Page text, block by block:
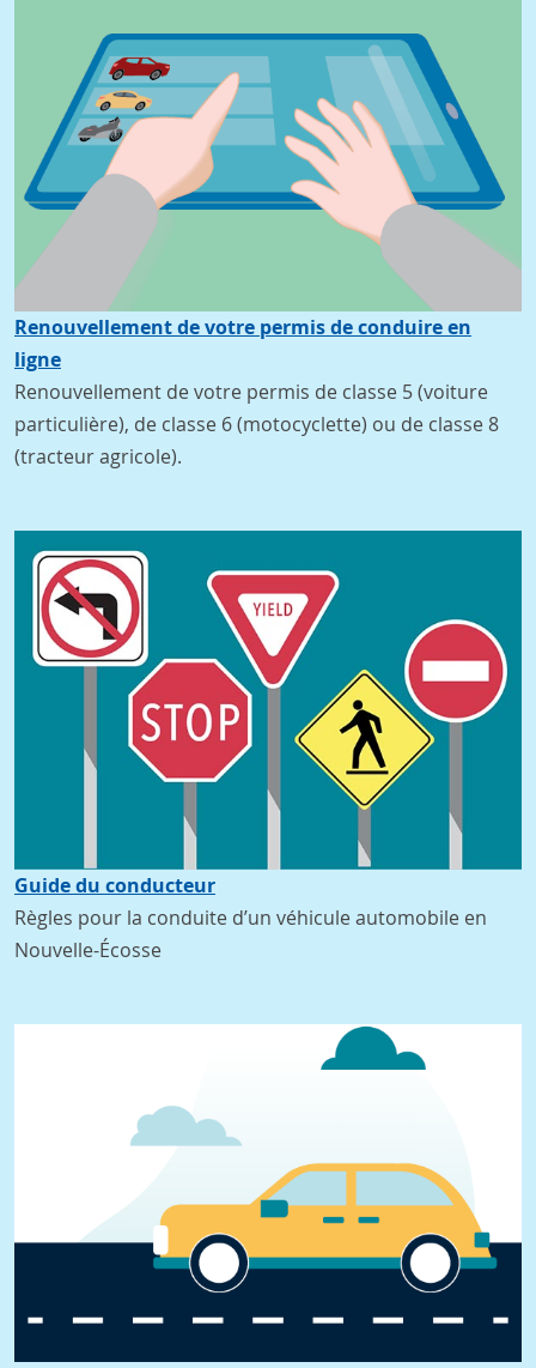
Renouvellement de votre permis de conduire en
ligne
Renouvellement de votre permis de classe 5 (voiture
particulière), de classe 6 (motocyclette) ou de classe 8
(tracteur agricole).
Guide du conducteur
Règles pour la conduite d’un véhicule automobile en
Nouvelle-Écosse